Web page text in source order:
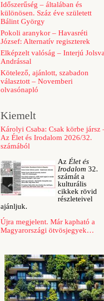
Időszerűség – általában és
különösen. Száz éve született
Bálint György
Pokoli aranykor – Havasréti
József: Alternatív regiszterek
Elképzelt valóság – Interjú
Andrással
Kötelező, ajánlott, szabadon
választott – Novemberi
olvasónapló
Kiemelt
Károlyi Csaba: Csak körbe jársz
Az Élet és Irodalom 2026/32.
számából
Az Élet és
Irodalom 32.
számát a
kulturális
cikkek rövid
részleteivel
ajánljuk.
Újra megjelent. Már kapható a
Magyarországi ötvösjegyek…